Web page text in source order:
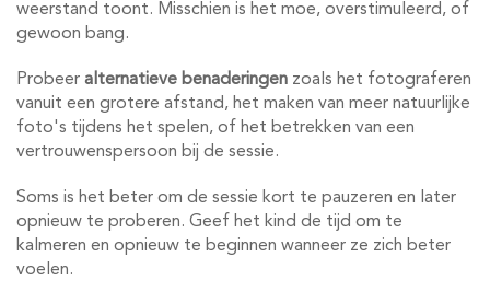
weerstand toont. Misschien is het moe, overstimuleerd, of
gewoon bang.
Probeer alternatieve benaderingen zoals het fotograferen
vanuit een grotere afstand, het maken van meer natuurlijke
foto's tijdens het spelen, of het betrekken van een
vertrouwenspersoon bij de sessie.
Soms is het beter om de sessie kort te pauzeren en later
opnieuw te proberen. Geef het kind de tijd om te
kalmeren en opnieuw te beginnen wanneer ze zich beter
voelen.